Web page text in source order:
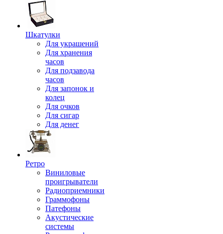
Шкатулки
Для украшений
Для хранения
часов
Для подзавода
часов
Для запонок и
колец
Для очков
Для сигар
Для денег
Ретро
Виниловые
проигрыватели
Радиоприемники
Граммофоны
Патефоны
Акустические
системы